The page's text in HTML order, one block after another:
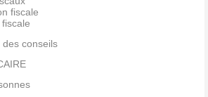
fiscale
des conseils